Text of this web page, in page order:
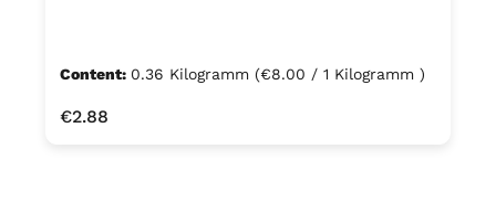
Content: 0.36 Kilogramm (€8.00 / 1 Kilogramm )
Regular price:
€2.88